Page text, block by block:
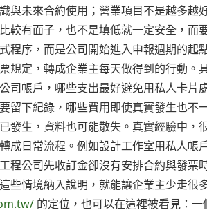
與未來合約使用；營業項目不是越多越
較有面子，也不是填低就一定安全，而
程序，而是公司開始進入申報週期的起
規定，轉成企業主每天做得到的行動。
司帳戶，哪些支出最好避免用私人卡片
留下紀錄，哪些費用即使真實發生也不
發生，資料也可能散失。真實經驗中，
成日常流程。例如設計工作室用私人帳
程公司先收訂金卻沒有安排合約與發票
些情境納入說明，就能讓企業主少走很
的定位，也可以在這裡被看見：